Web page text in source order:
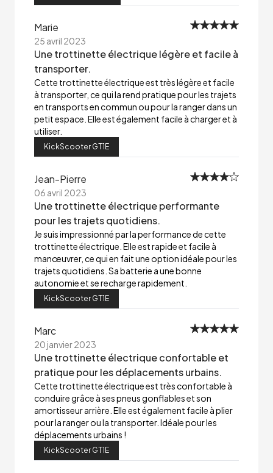
Marie
25 avril 2023
Une trottinette électrique légère et facile à
transporter.
Cette trottinette électrique est très légère et facile
à transporter, ce qui la rend pratique pour les trajets
en transports en commun ou pour la ranger dans un
petit espace. Elle est également facile à charger et à
utiliser.
KickScooter GT1E
Jean-Pierre
06 avril 2023
Une trottinette électrique performante
pour les trajets quotidiens.
Je suis impressionné par la performance de cette
trottinette électrique. Elle est rapide et facile à
manœuvrer, ce qui en fait une option idéale pour les
trajets quotidiens. Sa batterie a une bonne
autonomie et se recharge rapidement.
KickScooter GT1E
Marc
20 janvier 2023
Une trottinette électrique confortable et
pratique pour les déplacements urbains.
Cette trottinette électrique est très confortable à
conduire grâce à ses pneus gonflables et son
amortisseur arrière. Elle est également facile à plier
pour la ranger ou la transporter. Idéale pour les
déplacements urbains !
KickScooter GT1E